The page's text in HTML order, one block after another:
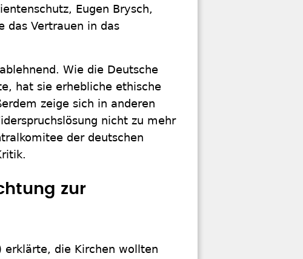
Eugen Brysch,
das Vertrauen in das
Wie die Deutsche
hat sie erhebliche ethische
zeige sich in anderen
nicht zu mehr
der deutschen
zur
erklärte, die Kirchen wollten